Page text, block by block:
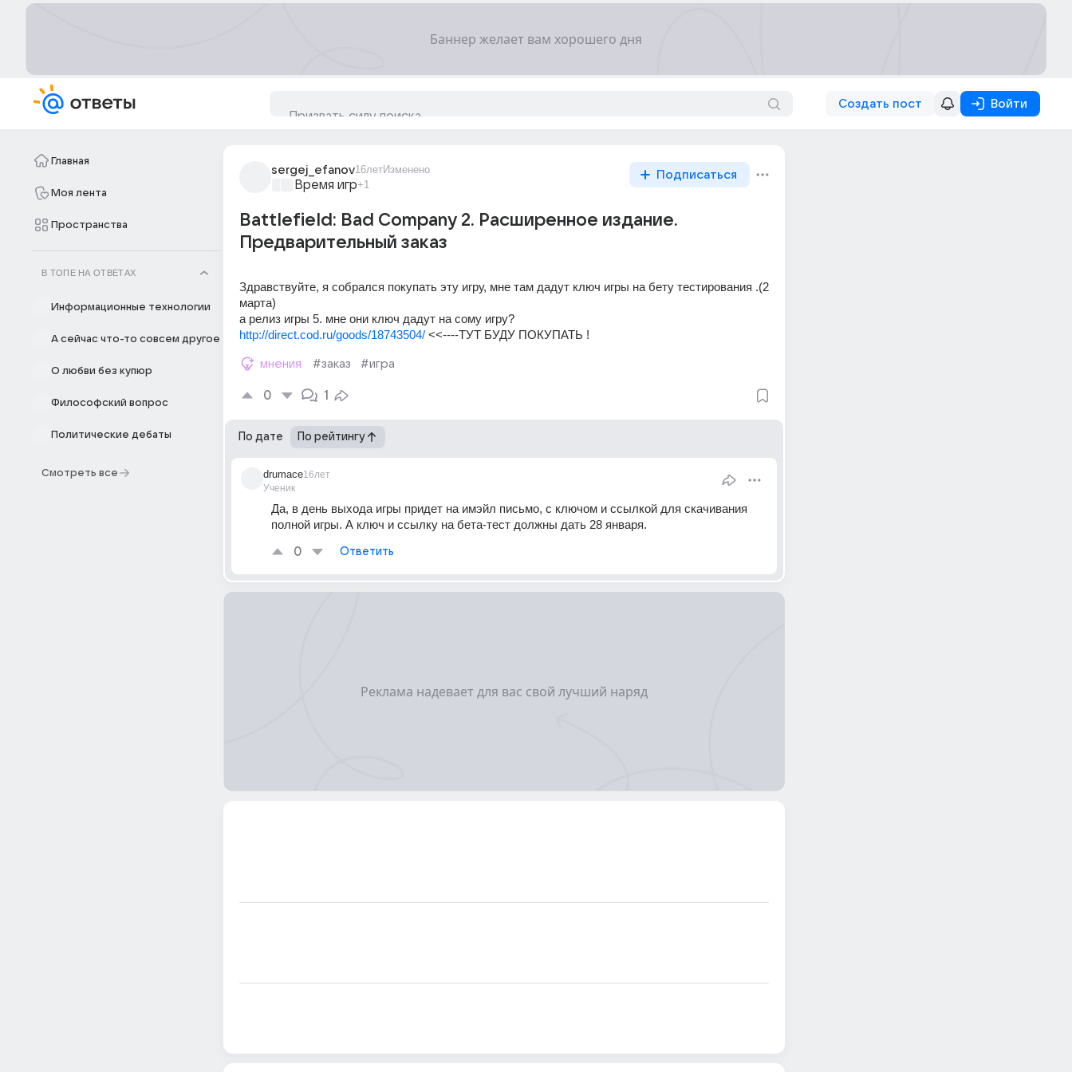
Создать пост Войти
Главная
Моя лента
Пространства
В ТОПЕ НА ОТВЕТАХ
Информационные технологии
А сейчас что-то совсем другое
О любви без купюр
Философский вопрос
Политические дебаты
Смотреть все
sergej_efanov16летИзменено
Время игр+1
Подписаться
Battlefield: Bad Company 2. Расширенное издание.
Предварительный заказ
Здравствуйте, я собрался покупать эту игру, мне там дадут ключ игры на бету тестирования .(2
марта)
а релиз игры 5. мне они ключ дадут на сому игру?
http://direct.cod.ru/goods/18743504/ <<----ТУТ БУДУ ПОКУПАТЬ !
мнения #заказ #игра
0 1
По дате По рейтингу
drumace
Ученик
16лет
Да, в день выхода игры придет на имэйл письмо, с ключом и ссылкой для скачивания
полной игры. А ключ и ссылку на бета-тест должны дать 28 января.
0 Ответить